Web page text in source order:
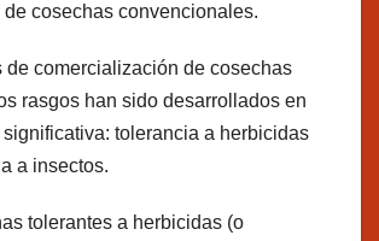
de cosechas convencionales.
de comercialización de cosechas
rasgos han sido desarrollados en
tolerancia a herbicidas
a insectos.
tolerantes a herbicidas (o